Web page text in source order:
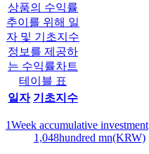
상품의 수익률
추이를 위해 일
자 및 기초지수
정보를 제공하
는 수익률차트
테이블 표
일자 기초지수
1Week accumulative investment
1,048hundred mn(KRW)